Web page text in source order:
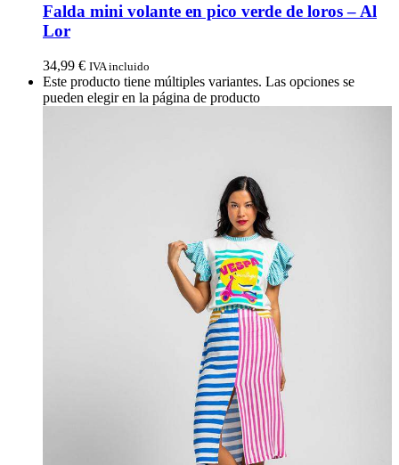
Falda mini volante en pico verde de loros – Al
Lor
34,99 € IVA incluido
Este producto tiene múltiples variantes. Las opciones se
pueden elegir en la página de producto